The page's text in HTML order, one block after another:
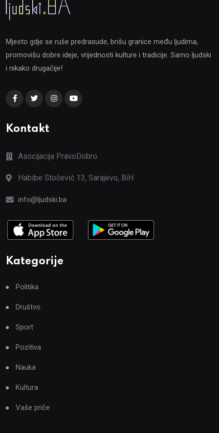
Mjesto gdje se ruše predrasude, brišu granice među ljudima,
promovišu dobre ideje, vrijednosti kulture i tradicije. Samo ljudski
i nikako drugačije!
Kontakt
Asocijacija PravoDobro
Habibe Stočević 13, Sarajevo, BiH
info@ljudski.ba
Kategorije
Politika
Društvo
Sport
Pozitiva
Nauka
Kultura
Vaše priče